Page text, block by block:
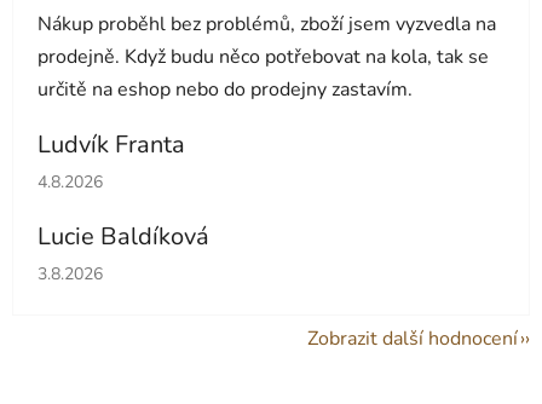
Nákup proběhl bez problémů, zboží jsem vyzvedla na
prodejně. Když budu něco potřebovat na kola, tak se
určitě na eshop nebo do prodejny zastavím.
Ludvík Franta
Hodnocení obchodu je 5 z 5 hvězdiček.
4.8.2026
Lucie Baldíková
Hodnocení obchodu je 5 z 5 hvězdiček.
3.8.2026
Zobrazit další hodnocení